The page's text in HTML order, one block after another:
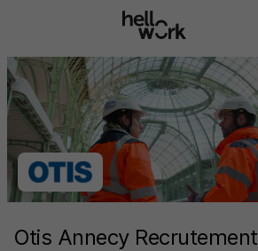
Otis Annecy Recrutement